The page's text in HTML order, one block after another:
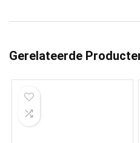
Gerelateerde